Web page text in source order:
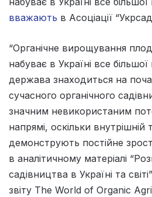
вважають в Асоціації
“Органічне вирощування
набуває в Україні все
держава знаходиться на
сучасного органічного
значним невикористаним
напрямі, оскільки
демонструють постійне
в аналітичному матеріалі
садівництва в Україні та
звіту The World of Organic